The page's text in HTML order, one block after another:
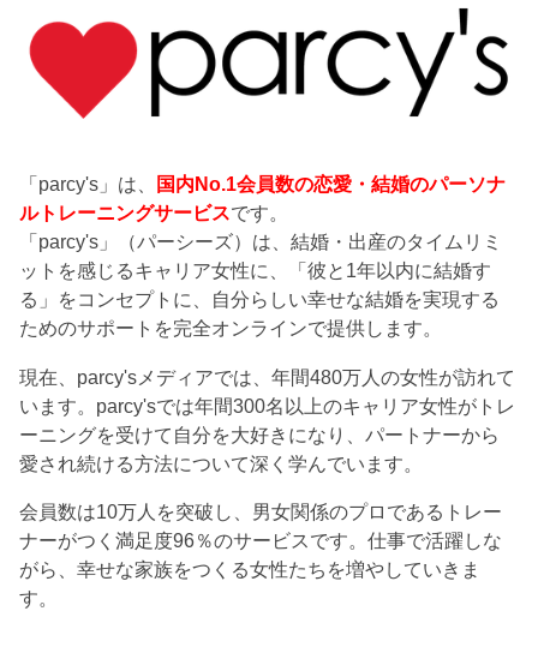
「parcy's」は、
国内No.1会員数の恋愛・結婚のパーソナ
ルトレーニングサービスです。
「parcy's」（パーシーズ）は、結婚・出産のタイムリミ
ットを感じるキャリア女性に、「彼と1年以内に結婚す
る」をコンセプトに、自分らしい幸せな結婚を実現する
ためのサポートを完全オンラインで提供します。
現在、parcy'sメディアでは、年間480万人の女性が訪れて
います。parcy'sでは年間300名以上のキャリア女性がトレ
ーニングを受けて自分を大好きになり、パートナーから
愛され続ける方法について深く学んでいます。
会員数は10万人を突破し、男女関係のプロであるトレー
ナーがつく満足度96％のサービスです。仕事で活躍しな
がら、幸せな家族をつくる女性たちを増やしていきま
す。